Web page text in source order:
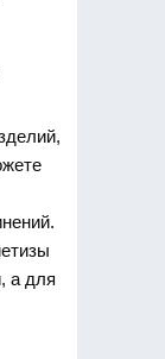
а для